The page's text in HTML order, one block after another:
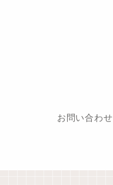
お問い合わせ